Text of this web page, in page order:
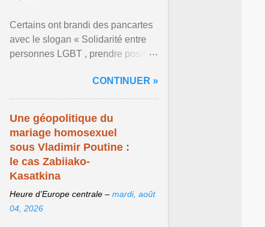
Certains ont brandi des pancartes
avec le slogan « Solidarité entre
personnes LGBT , prendre position
raison de l ... Afficher l'article ...
CONTINUER »
Une géopolitique du
mariage homosexuel
sous Vladimir Poutine :
le cas Zabiiako-
Kasatkina
Heure d’Europe centrale – mardi, août
04, 2026